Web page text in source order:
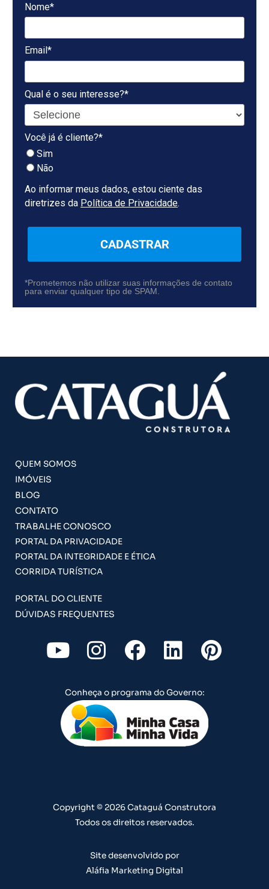
Nome*
Email*
Qual é o seu interesse?*
Você já é cliente?*
Sim
Não
Ao informar meus dados, estou ciente das
diretrizes da Política de Privacidade.
CADASTRAR
*Prometemos não utilizar suas informações de contato
para enviar qualquer tipo de SPAM.
QUEM SOMOS
IMÓVEIS
BLOG
CONTATO
TRABALHE CONOSCO
PORTAL DA PRIVACIDADE
PORTAL DA INTEGRIDADE E ÉTICA
CORRIDA TURÍSTICA
PORTAL DO CLIENTE
DÚVIDAS FREQUENTES
Y
o
u
t
u
b
I
n
s
t
a
g
m
F
a
c
e
b
o
L
i
n
k
e
d
P
i
t
Conheça o programa do Governo:
Copyright © 2026 Cataguá Construtora
Todos os direitos reservados.
Site desenvolvido por
Aláfia Marketing Digital